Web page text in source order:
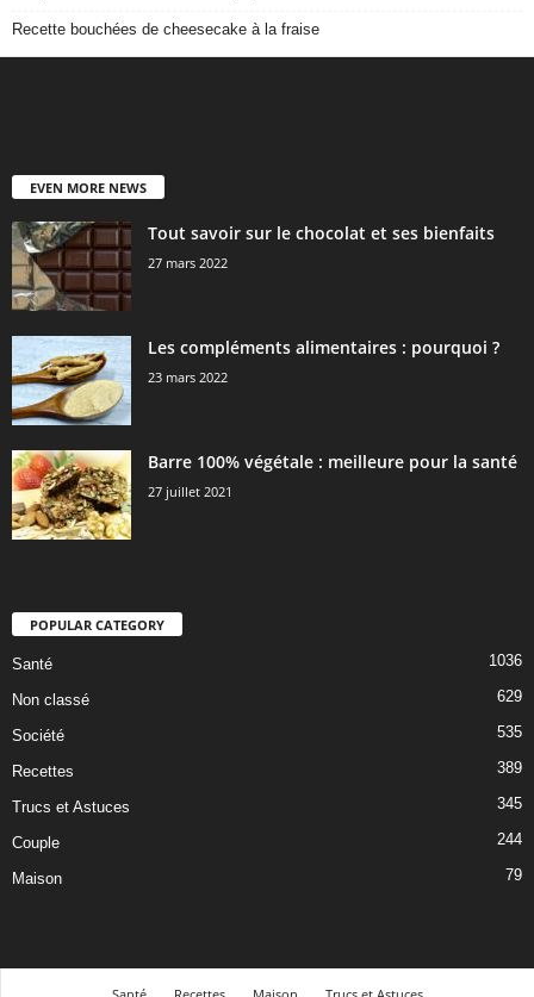
Recette bouchées de cheesecake à la fraise
EVEN MORE NEWS
Tout savoir sur le chocolat et ses bienfaits
27 mars 2022
Les compléments alimentaires : pourquoi ?
23 mars 2022
Barre 100% végétale : meilleure pour la santé
27 juillet 2021
POPULAR CATEGORY
Santé 1036
Non classé 629
Société 535
Recettes 389
Trucs et Astuces 345
Couple 244
Maison 79